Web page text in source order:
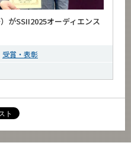
がSSII2025オーディエンス
受賞・表彰